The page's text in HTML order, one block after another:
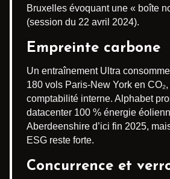
Bruxelles évoquant une « boîte
(session du 22 avril 2024).
Empreinte carbone
Un entraînement Ultra
180 vols Paris-New York en
comptabilité interne. Alphabet
datacenter 100 % énergie
Aberdeenshire d’ici fin 2025,
ESG reste forte.
Concurrence et